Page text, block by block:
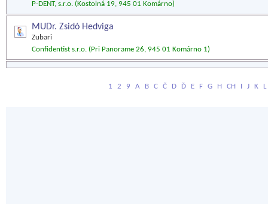
P-DENT, s.r.o. (Kostolná 19, 945 01 Komárno)
MUDr. Zsidó Hedviga
Zubari
Confidentist s.r.o. (Pri Panorame 26, 945 01 Komárno 1)
1 2 9 A B C Č D Ď E F G H CH I J K L